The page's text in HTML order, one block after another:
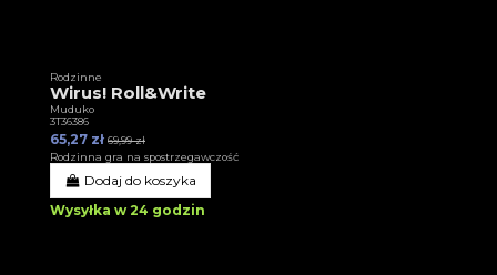
Rodzinne
Wirus! Roll&Write
Muduko
3T36386
65,27 zł 69,99 zł
Rodzinna gra na spostrzegawczość
Dodaj do koszyka
Wysyłka w 24 godzin